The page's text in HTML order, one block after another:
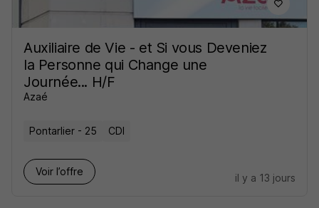
Auxiliaire de Vie - et Si vous Deveniez
la Personne qui Change une
Journée... H/F
Azaé
Pontarlier - 25 CDI
Voir l’offre
il y a 13 jours